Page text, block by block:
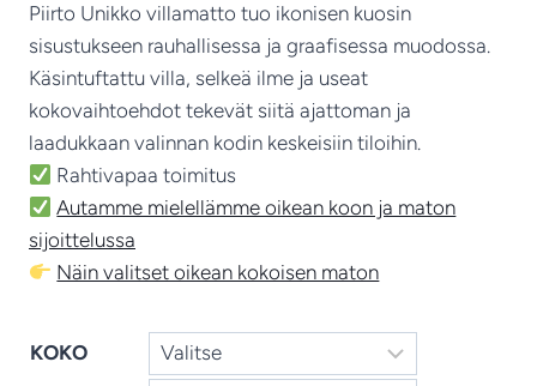
-
€2,939.00
Piirto Unikko villamatto tuo ikonisen kuosin
sisustukseen rauhallisessa ja graafisessa muodossa.
Käsintuftattu villa, selkeä ilme ja useat
kokovaihtoehdot tekevät siitä ajattoman ja
laadukkaan valinnan kodin keskeisiin tiloihin.
Rahtivapaa toimitus
Autamme mielellämme oikean koon ja maton
sijoittelussa
Näin valitset oikean kokoisen maton
KOKO